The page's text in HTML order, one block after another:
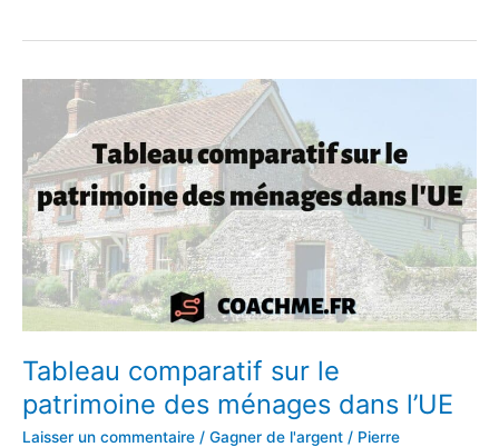
81
plateformes
d’affiliations
[par
catégorie]
Tableau comparatif sur le
patrimoine des ménages dans l’UE
Laisser un commentaire / Gagner de l'argent / Pierre